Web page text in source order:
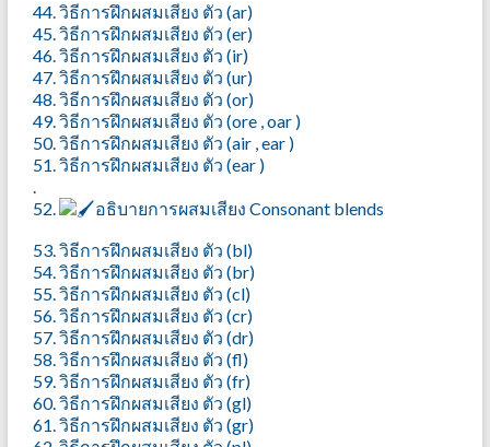
44. วิธีการฝึกผสมเสียง ตัว (ar)
45. วิธีการฝึกผสมเสียง ตัว (er)
46. วิธีการฝึกผสมเสียง ตัว (ir)
47. วิธีการฝึกผสมเสียง ตัว (ur)
48. วิธีการฝึกผสมเสียง ตัว (or)
49. วิธีการฝึกผสมเสียง ตัว (ore , oar )
50. วิธีการฝึกผสมเสียง ตัว (air , ear )
51. วิธีการฝึกผสมเสียง ตัว (ear )
.
52.
อธิบายการผสมเสียง Consonant blends
53. วิธีการฝึกผสมเสียง ตัว (bl)
54. วิธีการฝึกผสมเสียง ตัว (br)
55. วิธีการฝึกผสมเสียง ตัว (cl)
56. วิธีการฝึกผสมเสียง ตัว (cr)
57. วิธีการฝึกผสมเสียง ตัว (dr)
58. วิธีการฝึกผสมเสียง ตัว (fl)
59. วิธีการฝึกผสมเสียง ตัว (fr)
60. วิธีการฝึกผสมเสียง ตัว (gl)
61. วิธีการฝึกผสมเสียง ตัว (gr)